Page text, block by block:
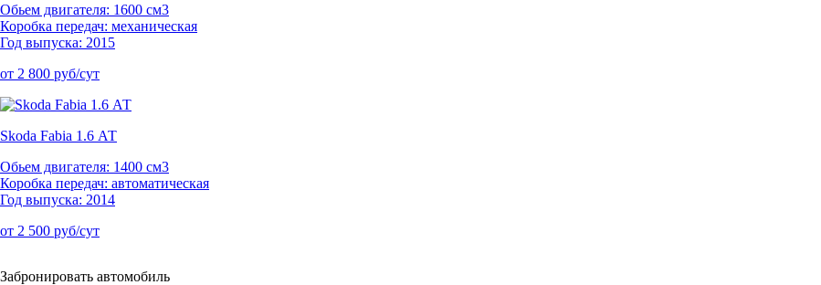
Обьем двигателя: 1600 см3
Коробка передач: механическая
Год выпуска: 2015
от 2 800 руб/сут
Skoda Fabia 1.6 АТ
Обьем двигателя: 1400 см3
Коробка передач: автоматическая
Год выпуска: 2014
от 2 500 руб/сут
Забронировать автомобиль